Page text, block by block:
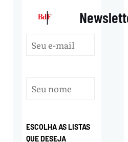
|
ESCOLHA AS LISTAS
QUE DESEJA